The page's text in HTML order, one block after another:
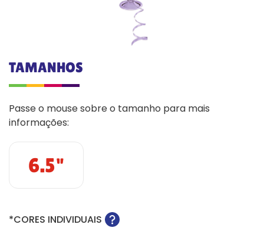
TAMANHOS
Passe o mouse sobre o tamanho para mais
informações:
6.5"
*CORES INDIVIDUAIS